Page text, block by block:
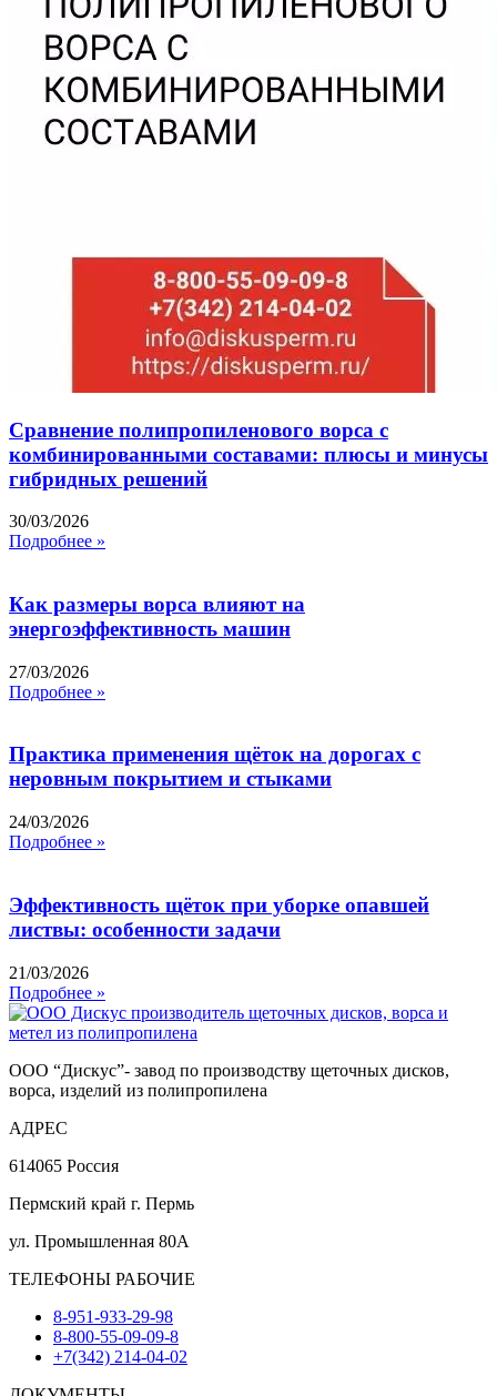
Сравнение полипропиленового ворса с
комбинированными составами: плюсы и минусы
гибридных решений
30/03/2026
Подробнее »
Как размеры ворса влияют на
энергоэффективность машин
27/03/2026
Подробнее »
Практика применения щёток на дорогах с
неровным покрытием и стыками
24/03/2026
Подробнее »
Эффективность щёток при уборке опавшей
листвы: особенности задачи
21/03/2026
Подробнее »
ООО “Дискус”- завод по производству щеточных дисков,
ворса, изделий из полипропилена
АДРЕС
614065 Россия
Пермский край г. Пермь
ул. Промышленная 80А
ТЕЛЕФОНЫ РАБОЧИЕ
8-951-933-29-98
8-800-55-09-09-8
+7(342) 214-04-02